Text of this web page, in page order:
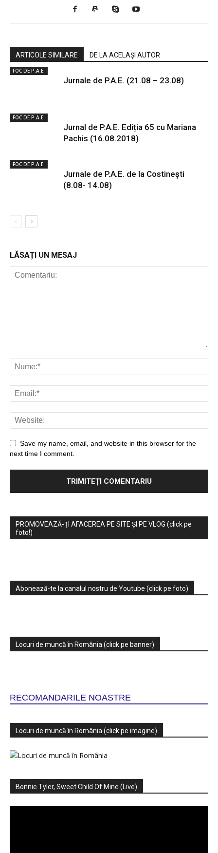
ARTICOLE SIMILARE DE LA ACELAȘI AUTOR
FOC DE P.A.E.
Jurnale de P.A.E. (21.08 – 23.08)
FOC DE P.A.E.
Jurnal de P.A.E. Ediția 65 cu Mariana
Pachis (16.08.2018)
FOC DE P.A.E.
Jurnale de P.A.E. de la Costinești
(8.08- 14.08)
LĂSAȚI UN MESAJ
Save my name, email, and website in this browser for the
next time I comment.
PROMOVEAZĂ-ȚI AFACEREA PE SITE ȘI PE VLOG (click pe
foto!)
Abonează-te la canalul nostru de Youtube (click pe foto)
Locuri de muncă în România (click pe banner)
RECOMANDARILE NOASTRE
Locuri de muncă în România (click pe imagine)
Bonnie Tyler, Sweet Child Of Mine (Live)